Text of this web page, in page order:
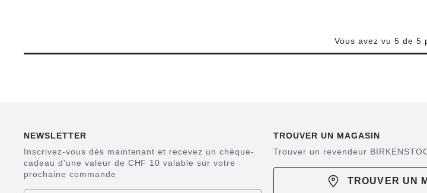
Vous avez vu 5 de 5
NEWSLETTER
Inscrivez-vous dès maintenant et recevez un chèque-
cadeau d'une valeur de CHF 10 valable sur votre
prochaine commande
TROUVER UN MAGASIN
Trouver un revendeur
TROUVER UN